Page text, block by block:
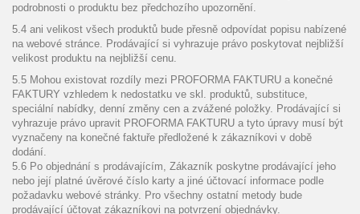
podrobnosti o produktu bez předchozího upozornění.
5.4 ani velikost všech produktů bude přesně odpovídat popisu nabízené
na webové stránce. Prodávající si vyhrazuje právo poskytovat nejbližší
velikost produktu na nejbližší cenu.
5.5 Mohou existovat rozdíly mezi PROFORMA FAKTURU a konečné
FAKTURY vzhledem k nedostatku ve skl. produktů, substituce,
speciální nabídky, denní změny cen a zvážené položky. Prodávající si
vyhrazuje právo upravit PROFORMA FAKTURU a tyto úpravy musí být
vyznačeny na konečné faktuře předložené k zákazníkovi v době
dodání.
5.6 Po objednání s prodávajícím, Zákazník poskytne prodávající jeho
nebo její platné úvěrové číslo karty a jiné účtovací informace podle
požadavku webové stránky. Pro všechny ostatní metody bude
prodávající účtovat zákazníkovi na potvrzení objednávky.